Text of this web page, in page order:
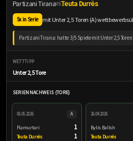
Partizani TiranaVS.Teuta Durrës
5x in Serie mit Unter 2,5 Toren (A)
Partizani Tirana: hatte 3/5 Spiele mit Unter 2,5
WETTTIPP
Unter 2,5 Tore
SERIENNACHWEIS (TORE)
06.05.2026 A
Flamurtari 1
Teuta Durrës 1
26.04.2026
Bylis Ballsh
Teuta Durrës